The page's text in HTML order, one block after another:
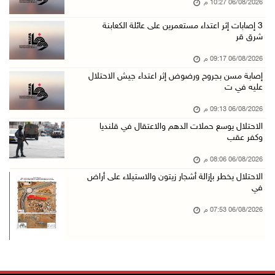
06/آب/2026 07:34 م
الاحتلال يدمّر بيت الزوجية قبل ساعات من الزفا ...
06/آب/2026 07:27 م
إصابتان بالرصاص والاعتداء خلال اقتحام الاحتلا ...
06/آب/2026 06:56 م
الاحتلال يسلم جثمان الشهيد علاء صبيح من قرية ...
دودين والتميمي يسلمان قرار تخصيص أرض لصالح مد ...
06/آب/2026 06:28 م
بيت لحم: حجاوي يتفقد بلدة نحالين ويطلع على اح ...
06/08/2026 10:27 م
‏3 إصابات إثر اعتداء مستعمرين على عائلة الكعابنة
شرق قر
06/08/2026 09:17 م
إصابة مسن بجروح ورضوض إثر اعتداء جيش الاحتلال
عليه في ت
06/08/2026 09:13 م
الاحتلال يوسع حملات الدهم والاعتقال في قلنديا
وكفر عقب
06/08/2026 08:06 م
الاحتلال يخطر بإزالة أشجار زيتون والاستيلاء على أراض
في
06/08/2026 07:53 م